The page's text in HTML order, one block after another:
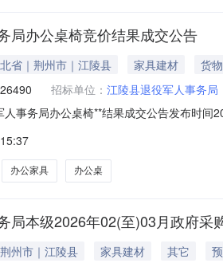
局办公桌椅竞价结果成交公告
省｜荆州市｜江陵县 家具建材
货物
招标单位： 江陵县退役军人事务局
人事务局办公桌椅**结果成交公告发布时
00480-002采购需求说明：查看采购需求
办公家具 办公桌
局本级2026年02(至)03月政府采
州市｜江陵县 家具建材 其它